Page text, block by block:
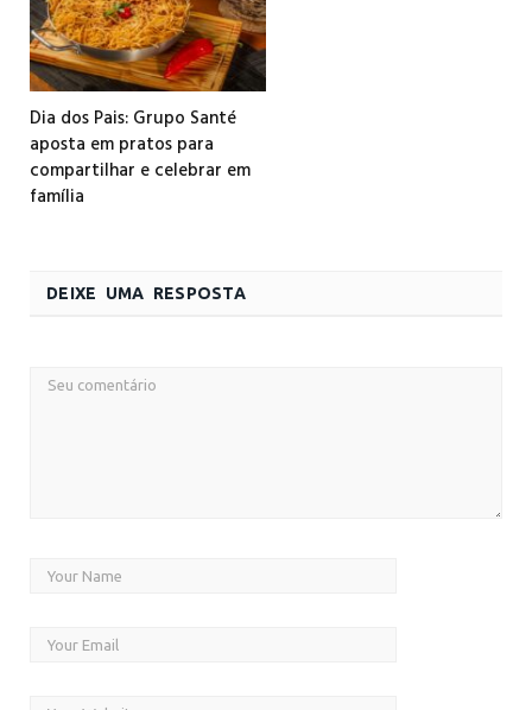
Dia dos Pais: Grupo Santé
aposta em pratos para
compartilhar e celebrar em
família
DEIXE UMA RESPOSTA